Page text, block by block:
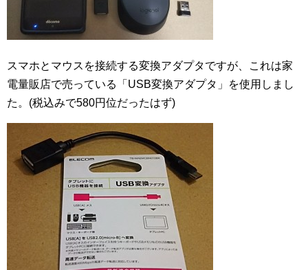
スマホとマウスを接続する変換アダプタですが、これは家
電量販店で売っている「USB変換アダプタ」を使用しまし
た。(税込みで580円位だったはず)